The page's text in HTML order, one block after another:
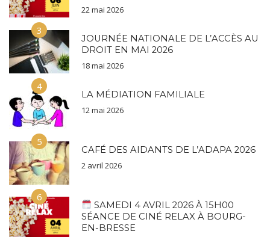
22 mai 2026
3
JOURNÉE NATIONALE DE L’ACCÈS AU
DROIT EN MAI 2026
18 mai 2026
4
LA MÉDIATION FAMILIALE
12 mai 2026
5
CAFÉ DES AIDANTS DE L’ADAPA 2026
2 avril 2026
6
SAMEDI 4 AVRIL 2026 À 15H00
SÉANCE DE CINÉ RELAX À BOURG-
EN-BRESSE